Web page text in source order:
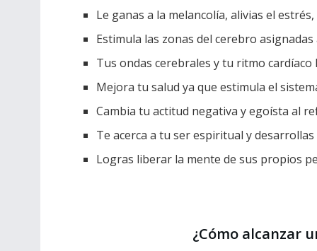
Le ganas a la melancolía, alivias el
Estimula las zonas del cerebro asignadas
Tus ondas cerebrales y tu ritmo
Mejora tu salud ya que estimula el
Cambia tu actitud negativa y egoísta al
Te acerca a tu ser espiritual y
Logras liberar la mente de sus propios
¿Cómo alcanzar